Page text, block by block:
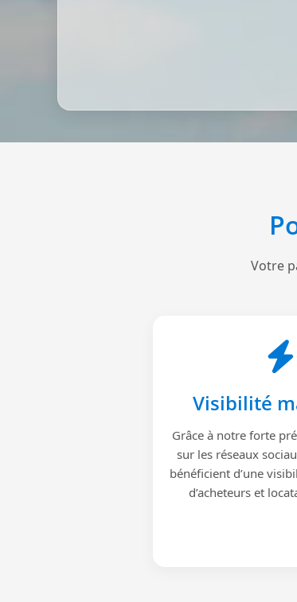
Votre
Visibilité
Grâce à notre forte
sur les réseaux
bénéficient d’une
d’acheteurs et